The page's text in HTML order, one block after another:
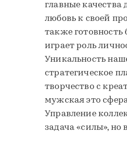
главные качества
любовь к своей
также готовность
играет роль
Уникальность
стратегическое
творчество с
мужская это
Управление
задача «силы», но